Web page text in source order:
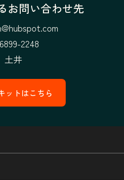
お問い合わせ先
2248
土井
ットはこちら